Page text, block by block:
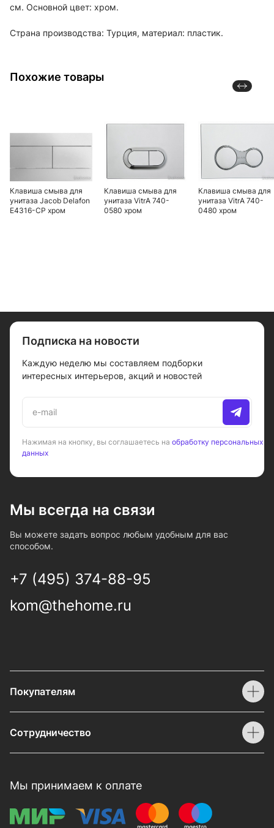
см. Основной цвет: хром.
Страна производства: Турция, материал: пластик.
Похожие товары
Клавиша смыва для
унитаза Jacob Delafon
E4316-CP хром
Клавиша смыва для
унитаза VitrA 740-
0580 хром
Клавиша смыва для
унитаза VitrA 740-
0480 хром
Подписка на новости
Каждую неделю мы составляем подборки
интересных интерьеров, акций и новостей
Нажимая на кнопку, вы соглашаетесь на обработку персональных
данных
Мы всегда на связи
Вы можете задать вопрос любым удобным для вас
способом.
+7 (495) 374-88-95
kom@thehome.ru
Покупателям
Сотрудничество
Мы принимаем к оплате